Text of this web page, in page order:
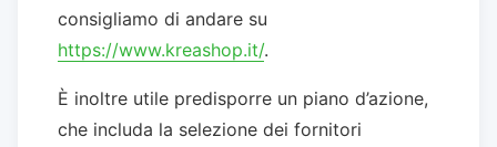
consigliamo di andare su
https://www.kreashop.it/.
È inoltre utile predisporre un piano d’azione,
che includa la selezione dei fornitori